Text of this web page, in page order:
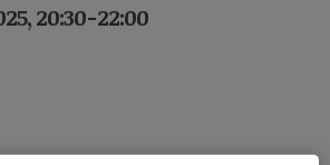
20:30-22:00